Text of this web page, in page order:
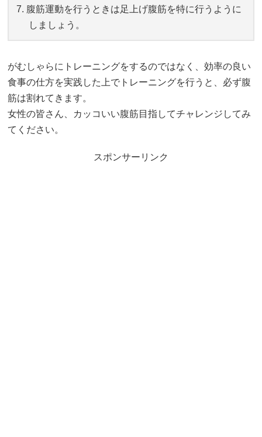
腹筋運動を行うときは足上げ腹筋を特に行うように
しましょう。
がむしゃらにトレーニングをするのではなく、効率の良い
食事の仕方を実践した上でトレーニングを行うと、必ず腹
筋は割れてきます。
女性の皆さん、カッコいい腹筋目指してチャレンジしてみ
てください。
スポンサーリンク